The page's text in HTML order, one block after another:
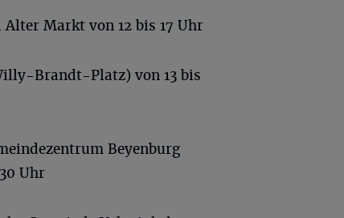
Markt von 12 bis 17 Uhr
Brandt-Platz) von 13 bis
Beyenburg
Uhr